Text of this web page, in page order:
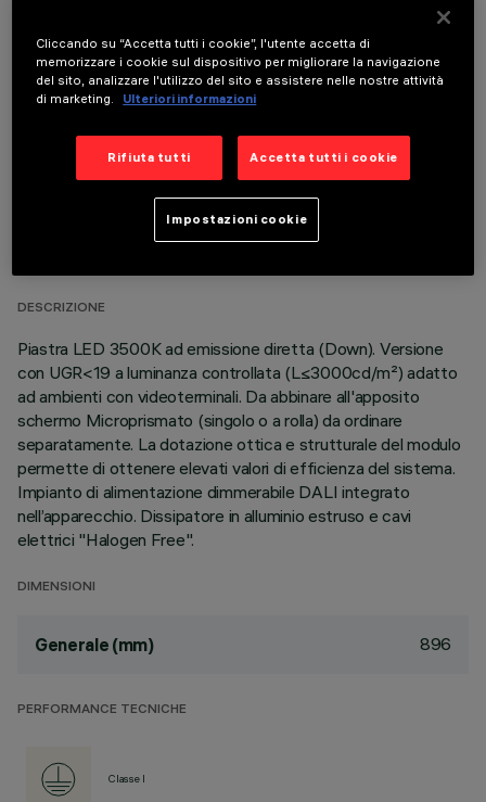
COMPONENTI OPZIONALI
DATI TECNICI
DESCRIZIONE
Piastra LED 3500K ad emissione diretta (Down). Versione
con UGR<19 a luminanza controllata (L≤3000cd/m²) adatto
ad ambienti con videoterminali. Da abbinare all'apposito
schermo Microprismato (singolo o a rolla) da ordinare
separatamente. La dotazione ottica e strutturale del modulo
permette di ottenere elevati valori di efficienza del sistema.
Impianto di alimentazione dimmerabile DALI integrato
nell’apparecchio. Dissipatore in alluminio estruso e cavi
elettrici "Halogen Free".
DIMENSIONI
Generale (mm) 896
PERFORMANCE TECNICHE
Classe I
Cliccando su “Accetta tutti i cookie”, l'utente accetta di
memorizzare i cookie sul dispositivo per migliorare la navigazione
del sito, analizzare l'utilizzo del sito e assistere nelle nostre attività
di marketing.
Ulteriori informazioni
Rifiuta tutti Accetta tutti i cookie
Impostazioni cookie